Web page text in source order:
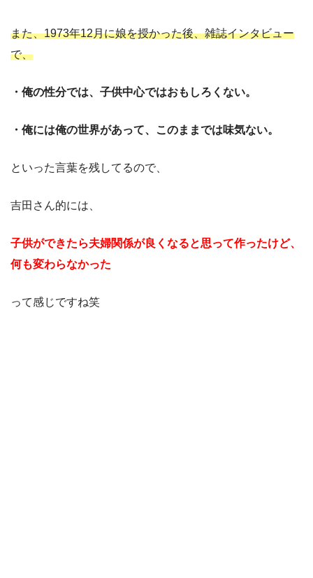
また、1973年12月に娘を授かった後、雑誌インタビュー
で、
・俺の性分では、子供中心ではおもしろくない。
・俺には俺の世界があって、このままでは味気ない。
といった言葉を残してるので、
吉田さん的には、
子供ができたら夫婦関係が良くなると思って作ったけど、
何も変わらなかった
って感じですね笑